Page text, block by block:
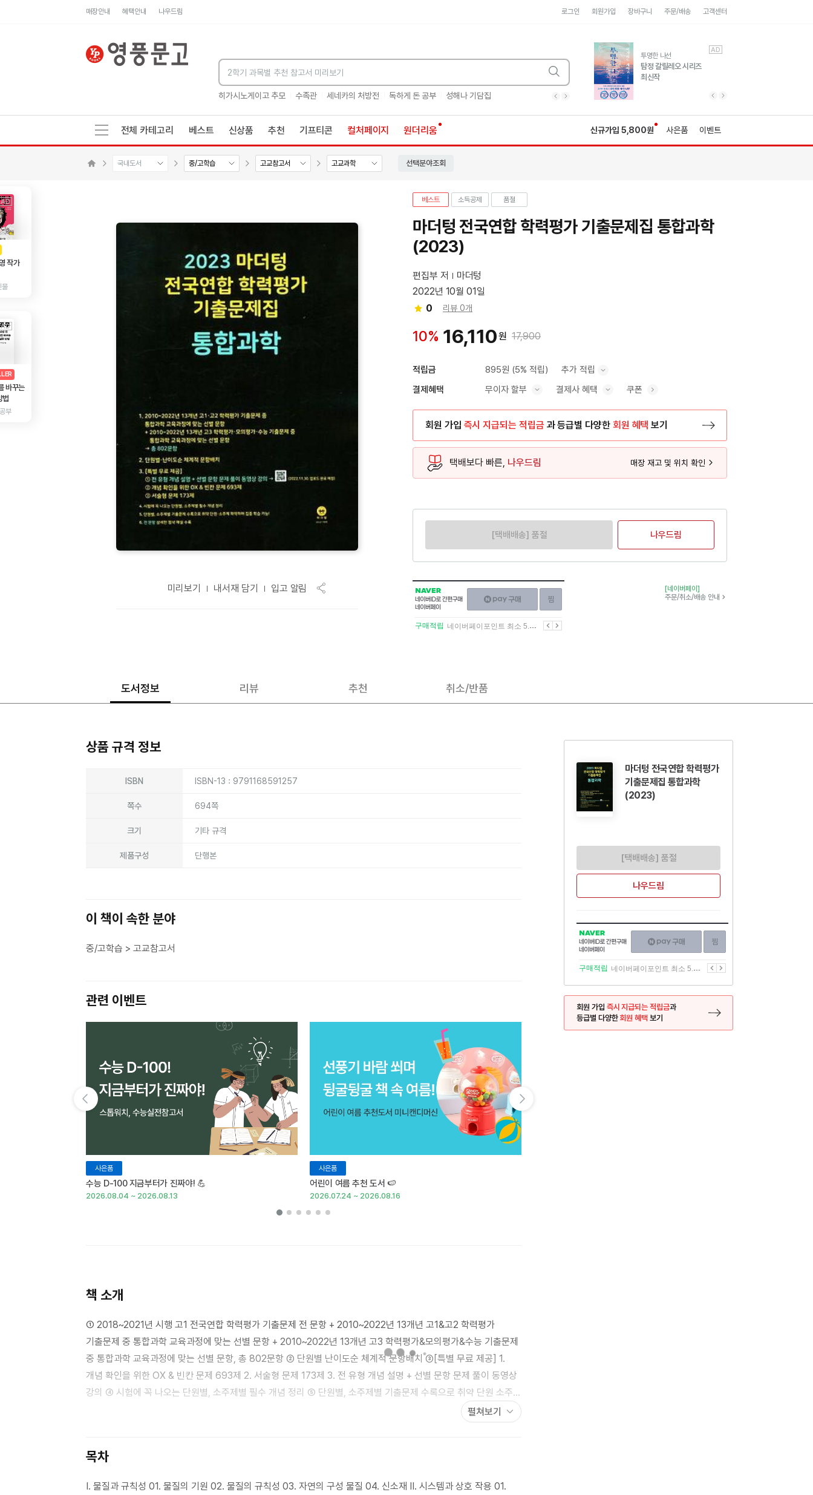
매장안내 혜택안내 나우드림 로그인 회원가입 장바구니 주문/배송 고객센터
히가시노게이고 추모 수족관 세네카의 처방전 독하게 돈 공부 성해나 기담집 히가시노게이고 추모 수족관 독하게 돈 공부
유럽 도시 기행3
풍성한 서사와 인문학적
통찰!
AD
투명한 나선
탐정 갈릴레오 시리즈
최신작
AD
전체 카테고리 베스트 신상품 추천 기프티콘 컬처페이지 원더리움 신규가입 5,800원 사은품 이벤트
국내도서 중/고학습 고교참고서 고교과학 선택분야조회
AD
작가
물
AD
바꾸는
법
부
미리보기 내서재 담기 입고 알림
베스트 소득공제 품절
마더텅 전국연합 학력평가 기출문제집 통합과학
(2023)
편집부 저
마더텅
2022년 10월 01일
0
리뷰 0개
10% 16,110원 17,900
적립금 895원 (5% 적립) 추가 적립
결제혜택 무이자 할부 결제사 혜택 쿠폰
회원 가입 즉시 지급되는 적립금 과 등급별 다양한 회원 혜택 보기
택배보다 빠른, 나우드림 매장 재고 및 위치 확인
[택배배송] 품절 나우드림
NAVER
네이버
ID로
간편구매
네이버페이
구매하기
이전
구매적립 네이버페이포인트 최소 5.5% 적립 다음
[네이버페이]
주문/취소/배송 안내
도서정보 리뷰 추천 취소/반품
상품 규격 정보
ISBN ISBN-13 : 9791168591257
쪽수 694쪽
크기 기타 규격
제품구성 단행본
이 책이 속한 분야
중/고학습 > 고교참고서
관련 이벤트
사은품
수능 D-100 지금부터가 진짜야! 💪
2026.08.04 ~ 2026.08.13
사은품
어린이 여름 추천 도서 🍉
2026.07.24 ~ 2026.08.16
책 소개
① 2018~2021년 시행 고1 전국연합 학력평가 기출문제 전 문항 + 2010~2022년 13개년 고1&고2 학력평가
기출문제 중 통합과학 교육과정에 맞는 선별 문항 + 2010~2022년 13개년 고3 학력평가&모의평가&수능 기출문제
중 통합과학 교육과정에 맞는 선별 문항, 총 802문항 ② 단원별 난이도순 체계적 문항배치 ③[특별 무료 제공] 1.
개념 확인을 위한 OX & 빈칸 문제 693제 2. 서술형 문제 173제 3. 전 유형 개념 설명 + 선별 문항 문제 풀이 동영상
강의 ④ 시험에 꼭 나오는 단원별, 소주제별 필수 개념 정리 ⑤ 단원별, 소주제별 기출문제 수록으로 취약 단원 소주제
전문항 자세한 해설과 꼼꼼한 첨삭 제공 ·스스로 학습에 용이한 서술형 문제 채점 기준 제시 ·채점에 편리한 단원별
펼쳐보기
목차
Ⅰ. 물질과 규칙성 01. 물질의 기원 02. 물질의 규칙성 03. 자연의 구성 물질 04. 신소재 Ⅱ. 시스템과 상호 작용 01.
마더텅 전국연합 학력평가
기출문제집 통합과학
(2023)
[택배배송] 품절
나우드림
NAVER
네이버
ID로
간편구매
네이버페이
구매하기
이전
구매적립 네이버페이포인트 최소 5.5% 적립 다음
회원 가입 즉시 지급되는 적립금과
등급별 다양한회원 혜택 보기